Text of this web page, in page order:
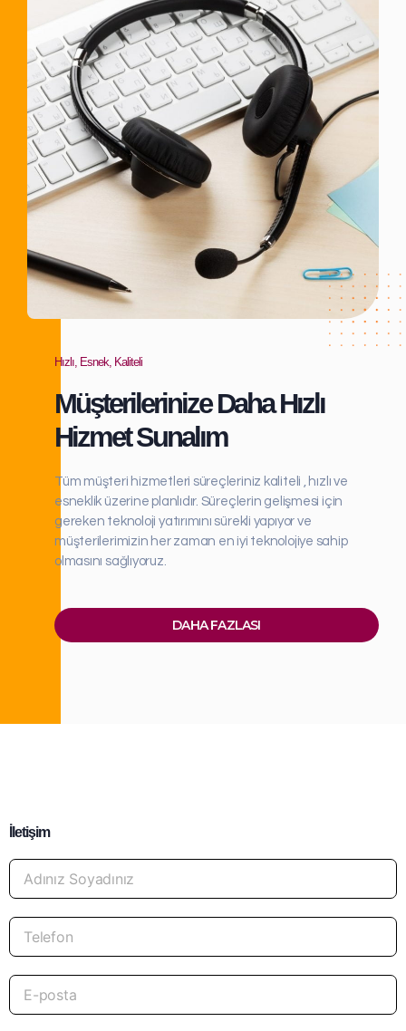
Hızlı, Esnek, Kaliteli
Müşterilerinize Daha Hızlı
Hizmet Sunalım
Tüm müşteri hizmetleri süreçleriniz kaliteli , hızlı ve
esneklik üzerine planlıdır. Süreçlerin gelişmesi için
gereken teknoloji yatırımını sürekli yapıyor ve
müşterilerimizin her zaman en iyi teknolojiye sahip
olmasını sağlıyoruz.
DAHA FAZLASI
İletişim